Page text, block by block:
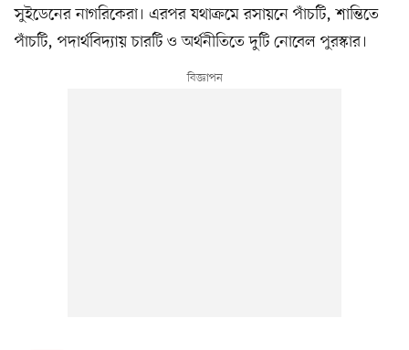
সুইডেনের নাগরিকেরা। এরপর যথাক্রমে রসায়নে পাঁচটি, শান্তিতে
পাঁচটি, পদার্থবিদ্যায় চারটি ও অর্থনীতিতে দুটি নোবেল পুরস্কার।